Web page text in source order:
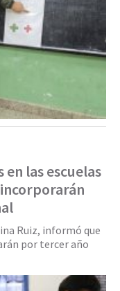
las escuelas
Ruiz, informó que
por tercer año